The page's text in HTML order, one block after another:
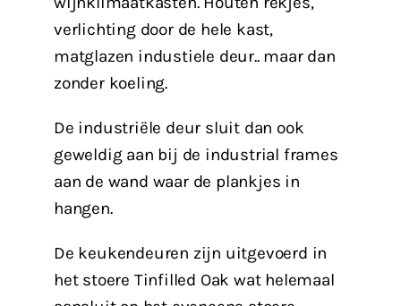
verlichting door de hele kast,
matglazen industiele deur.. maar dan
zonder koeling.
De industriële deur sluit dan ook
geweldig aan bij de industrial frames
aan de wand waar de plankjes in
hangen.
De keukendeuren zijn uitgevoerd in
het stoere Tinfilled Oak wat helemaal